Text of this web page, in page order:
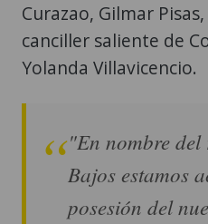
Curazao, Gilmar
canciller saliente de
Yolanda Villavicencio.
"En nombre del
Bajos estamos
posesión del